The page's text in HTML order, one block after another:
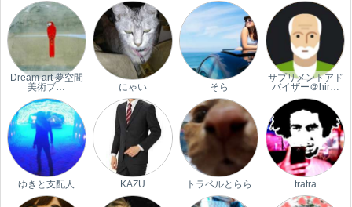
Dream art 夢空間
美術ブ…
にゃい そら
サプリメントアド
バイザー＠hir…
ゆきと支配人 KAZU トラベルとらら tratra